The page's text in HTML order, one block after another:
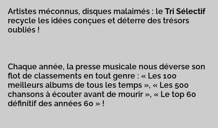
Artistes méconnus, disques malaimés : le Tri Sélectif
recycle les idées conçues et déterre des trésors
oubliés !
Chaque année, la presse musicale nous déverse son
flot de classements en tout genre : « Les 100
meilleurs albums de tous les temps », « Les 500
chansons à écouter avant de mourir », « Le top 60
définitif des années 60 » !